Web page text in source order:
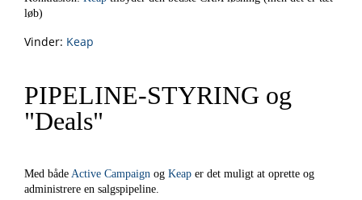
løb)
Vinder: Keap
PIPELINE-STYRING og
"Deals"
Med både Active Campaign og Keap er det muligt at oprette og
administrere en salgspipeline.